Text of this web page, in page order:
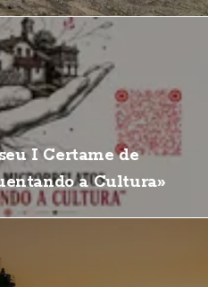
I Certame de
a Cultura»